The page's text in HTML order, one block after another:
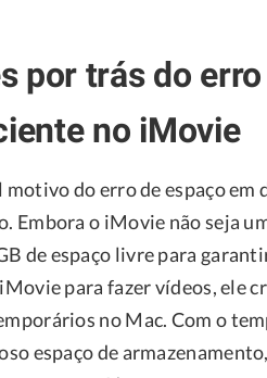
por trás do
no iMovie
do erro de espaço em
Embora o iMovie não seja
de espaço livre para
para fazer vídeos, ele
no Mac. Com o
espaço de